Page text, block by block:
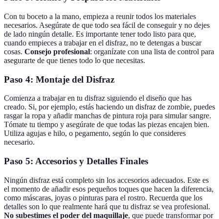
Con tu boceto a la mano, empieza a reunir todos los materiales
necesarios. Asegúrate de que todo sea fácil de conseguir y no dejes
de lado ningún detalle. Es importante tener todo listo para que,
cuando empieces a trabajar en el disfraz, no te detengas a buscar
cosas. Consejo profesional: organízate con una lista de control para
asegurarte de que tienes todo lo que necesitas.
Paso 4: Montaje del Disfraz
Comienza a trabajar en tu disfraz siguiendo el diseño que has
creado. Si, por ejemplo, estás haciendo un disfraz de zombie, puedes
rasgar la ropa y añadir manchas de pintura roja para simular sangre.
Tómate tu tiempo y asegúrate de que todas las piezas encajen bien.
Utiliza agujas e hilo, o pegamento, según lo que consideres
necesario.
Paso 5: Accesorios y Detalles Finales
Ningún disfraz está completo sin los accesorios adecuados. Este es
el momento de añadir esos pequeños toques que hacen la diferencia,
como máscaras, joyas o pinturas para el rostro. Recuerda que los
detalles son lo que realmente hará que tu disfraz se vea profesional.
No subestimes el poder del maquillaje, que puede transformar por